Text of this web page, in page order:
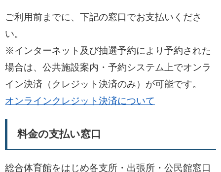
ご利用前までに、下記の窓口でお支払いくださ
い。
※インターネット及び抽選予約により予約された
場合は、公共施設案内・予約システム上でオンラ
イン決済（クレジット決済のみ）が可能です。
オンラインクレジット決済について
料金の支払い窓口
総合体育館をはじめ各支所・出張所・公民館窓口